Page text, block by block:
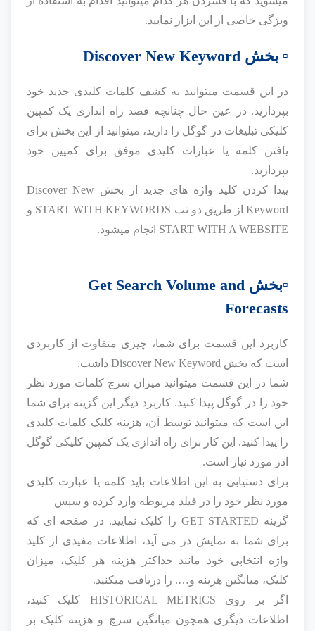
ویژگی خاصی از این ابزار نمایید.
▫️ بخش Discover New Keyword
در این قسمت میتوانید به کشف کلمات کلیدی جدید خود
بپردازید. در عین حال چنانچه قصد راه اندازی یک کمپین
کلیکی تبلیغات در گوگل را دارید، میتوانید از این بخش برای
یافتن کلمه یا عبارات کلیدی موفق برای کمپین خود
بپردازید.
پیدا کردن کلید واژه های جدید از بخش Discover New
Keyword از طریق دو تب START WITH KEYWORDS و
START WITH A WEBSITE انجام میشود.
▫️بخش Get Search Volume and
Forecasts
کاربرد این قسمت برای شما، چیزی متفاوت از کاربردی
است که بخش Discover New Keyword داشت.
شما در این قسمت میتوانید میزان سرچ کلمات مورد نظر
خود را در گوگل پیدا کنید. کاربرد دیگر این گزینه برای شما
این است که میتوانید توسط آن، هزینه کلیک کلمات کلیدی
را پیدا کنید. این کار برای راه اندازی یک کمپین کلیکی گوگل
ادز مورد نیاز است.
برای دستیابی به این اطلاعات باید کلمه یا عبارت کلیدی
مورد نظر خود را در فیلد مربوطه وارد کرده و سپس
گزینه GET STARTED را کلیک نمایید. در صفحه ای که
برای شما به نمایش در می آید، اطلاعات مفیدی از کلید
واژه انتخابی خود مانند حداکثر هزینه هر کلیک، میزان
کلیک، میانگین هزینه و…. را دریافت میکنید.
اگر بر روی HISTORICAL METRICS کلیک کنید،
اطلاعات دیگری همچون میانگین سرچ و هزینه کلیک بر